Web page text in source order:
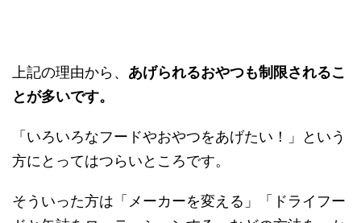
上記の理由から、 あげられるおやつも制限されるこ
とが多いです。
「いろいろなフードやおやつをあげたい！」という
方にとってはつらいところです。
そういった方は「メーカーを変える」「ドライフー